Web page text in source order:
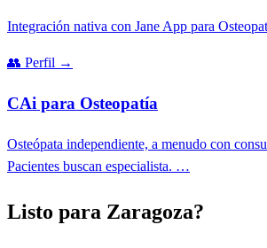
Integración nativa con Jane App para
👥 Perfil →
CAi para Osteopatía
Osteópata independiente, a menudo con
Pacientes buscan especialista. …
Listo para Zaragoza?